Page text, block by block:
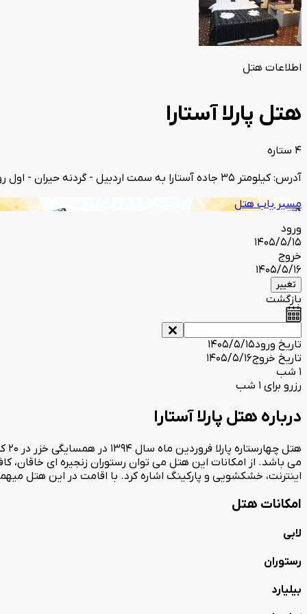
اطلاعات هتل
هتل پارلا آستارا
4 ستاره
آدرس: کیلومتر 35 جاده آستارا به سمت اردبیل - گردنه حیران - اول روستای حیران - نبش خیابان کوهپایه
مسیر یاب هتل
ورود
1405/5/15
خروج
1405/5/16
تغییر
بازگشت
تاریخ ورود1405/5/15
تاریخ خروج1405/5/16
1 شب
رزرو برای 1 شب
درباره هتل پارلا آستارا
اینترنت، خشکشویی و پارکینگ اشاره کرد. با اقامت در این هتل
امکانات هتل
لابی
رستوران
بیلیارد